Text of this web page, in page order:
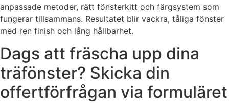
anpassade metoder, rätt fönsterkitt och färgsystem som
fungerar tillsammans. Resultatet blir vackra, tåliga fönster
med ren finish och lång hållbarhet.
Dags att fräscha upp dina
träfönster? Skicka din
offertförfrågan via formuläret